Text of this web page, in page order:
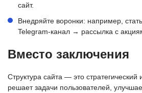
сайт.
Внедряйте воронки: например,
Telegram-канал → рассылка с
Вместо заключения
Структура сайта — это стратегический
решает задачи пользователей,